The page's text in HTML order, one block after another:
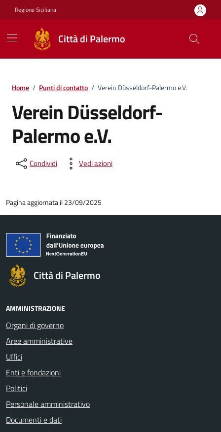
Vai ai contenuti
Vai al footer
Regione Siciliana
Città di Palermo
Home / Punti di contatto / Verein Düsseldorf-Palermo e.V.
Verein Düsseldorf-
Palermo e.V.
Condividi Vedi azioni
Pagina aggiornata il 23/09/2025
Città di Palermo
AMMINISTRAZIONE
Organi di governo
Aree amministrative
Uffici
Enti e fondazioni
Politici
Personale amministrativo
Documenti e dati